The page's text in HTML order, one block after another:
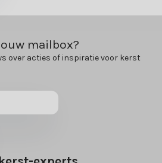
mailbox?
over acties of inspiratie voor kerst